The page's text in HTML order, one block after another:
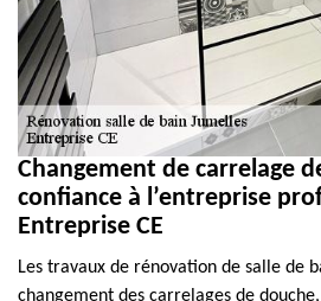
Changement de carrelage
confiance à l’entreprise
Entreprise CE
Les travaux de rénovation de salle de
changement des carrelages de